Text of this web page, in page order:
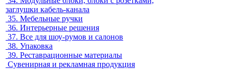
заглушки кабель-канала
35. Мебельные ручки
36. Интерьерные решения
37. Все для шоу-румов и салонов
38. Упаковка
39. Реставрационные материалы
Сувенирная и рекламная продукция